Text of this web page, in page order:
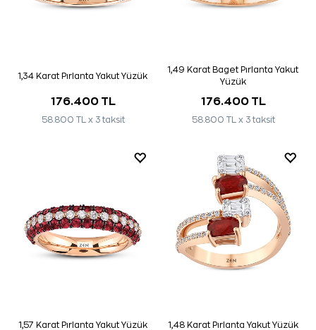
1,34 Karat Pırlanta Yakut Yüzük
176.400 TL
58.800 TL x 3 taksit
1,49 Karat Baget Pırlanta Yakut
Yüzük
176.400 TL
58.800 TL x 3 taksit
1,57 Karat Pırlanta Yakut Yüzük 1,48 Karat Pırlanta Yakut Yüzük